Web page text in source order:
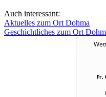
Auch interessant:
Aktuelles zum Ort Dohma
Geschichtliches zum Ort
Fr,